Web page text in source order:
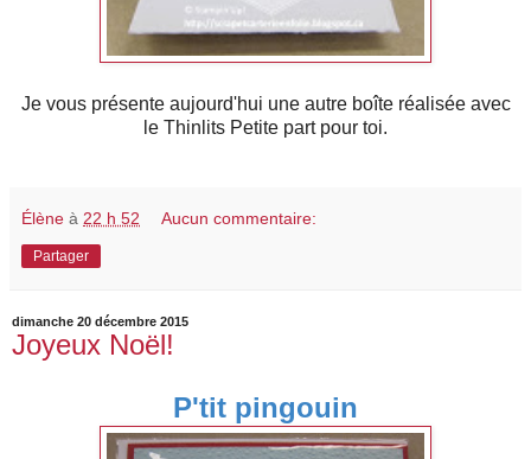
Je vous présente aujourd'hui une autre boîte réalisée avec
le Thinlits Petite part pour toi.
Élène à 22 h 52 Aucun commentaire:
Partager
dimanche 20 décembre 2015
Joyeux Noël!
P'tit pingouin